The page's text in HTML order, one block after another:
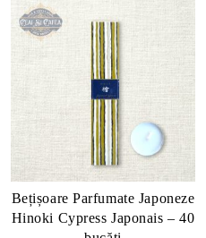
Bețișoare Parfumate Japoneze
Hinoki Cypress Japonais – 40